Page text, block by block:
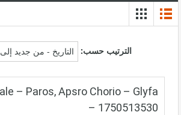
الترتيب حسب: التاريخ - من جديد
– Paros, Apsro Chorio – Glyfa
– 1750513530